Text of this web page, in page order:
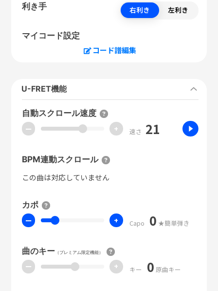
利き手 右利き 左利き
マイコード設定
コード譜編集
U-FRET機能
自動スクロール速度
ー + 速さ 21
BPM連動スクロール
この曲は対応していません
カポ
ー + Capo 0 ★簡単弾き
曲のキー（プレミアム限定機能）
ー + キー 0 原曲キー